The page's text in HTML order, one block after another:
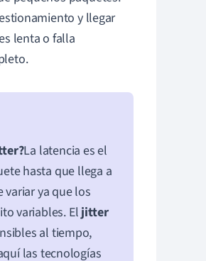
y llegar
lenta o falla
La latencia es el
hasta que llega a
ya que los
variables. Eljitter
al tiempo,
las tecnologías